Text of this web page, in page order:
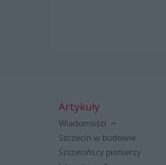
Artykuły
Wiadomości
Szczecin w budowie
Szczecińscy pionierzy